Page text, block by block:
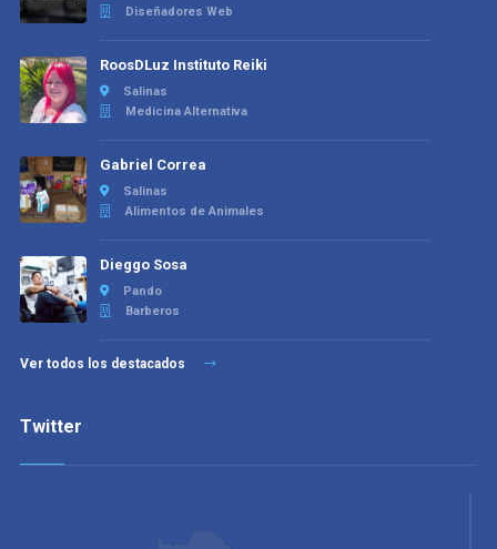
Diseñadores Web
RoosDLuz Instituto Reiki
Salinas
Medicina Alternativa
Gabriel Correa
Salinas
Alimentos de Animales
Dieggo Sosa
Pando
Barberos
Ver todos los destacados
Twitter